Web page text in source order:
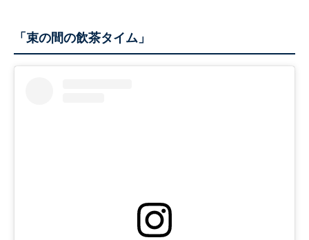
「束の間の飲茶タイム」